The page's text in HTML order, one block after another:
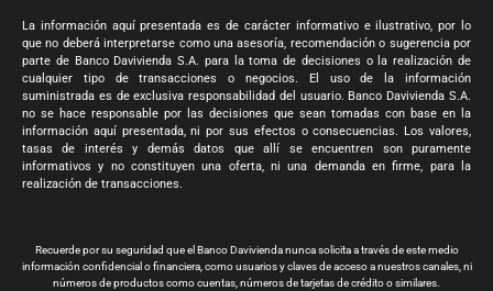
La información aquí presentada es de carácter informativo e ilustrativo, por lo
que no deberá interpretarse como una asesoría, recomendación o sugerencia por
parte de Banco Davivienda S.A. para la toma de decisiones o la realización de
cualquier tipo de transacciones o negocios. El uso de la información
suministrada es de exclusiva responsabilidad del usuario. Banco Davivienda S.A.
no se hace responsable por las decisiones que sean tomadas con base en la
información aquí presentada, ni por sus efectos o consecuencias. Los valores,
tasas de interés y demás datos que allí se encuentren son puramente
informativos y no constituyen una oferta, ni una demanda en firme, para la
realización de transacciones.
Recuerde por su seguridad que el Banco Davivienda nunca solicita a través de este medio
información confidencial o financiera, como usuarios y claves de acceso a nuestros canales, ni
números de productos como cuentas, números de tarjetas de crédito o similares.